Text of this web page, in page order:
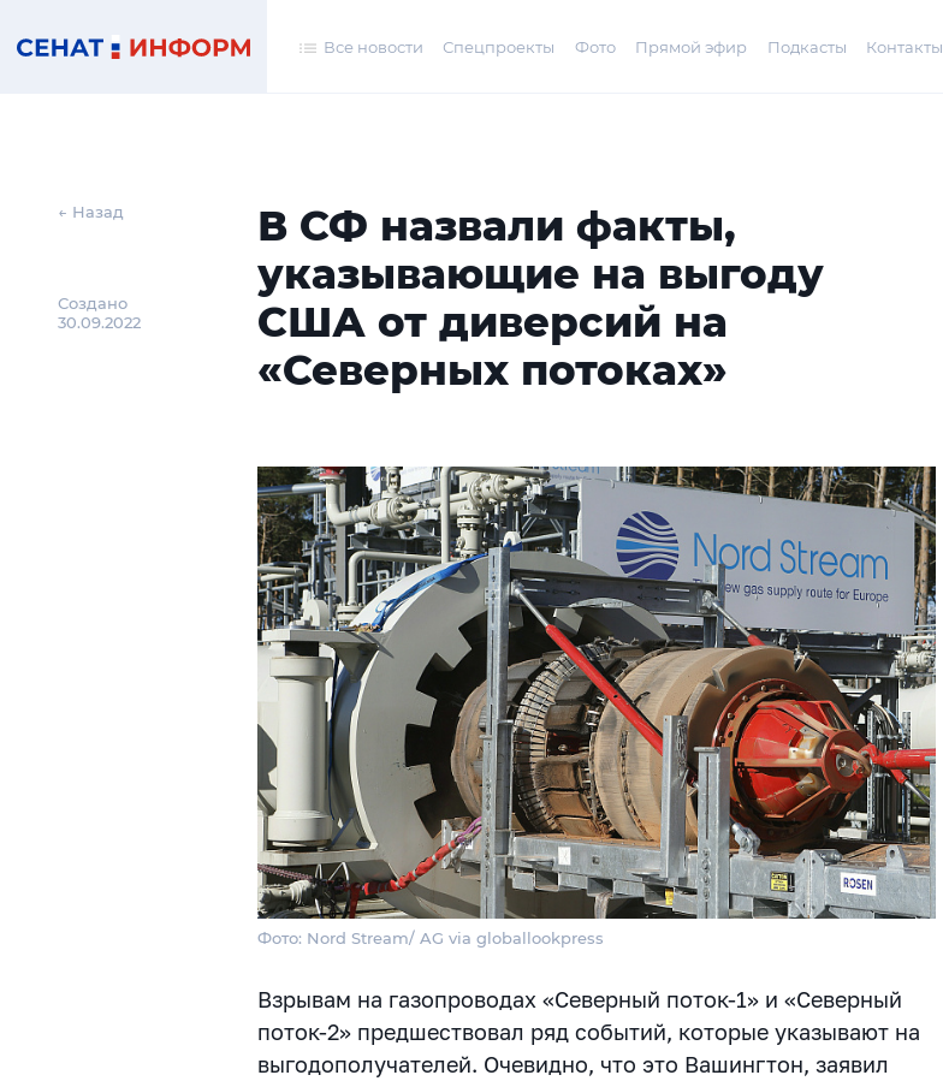
Все новости Спецпроекты Фото Прямой эфир Подкасты Контакты
← Назад
Создано
30.09.2022
В СФ назвали факты,
указывающие на выгоду
США от диверсий на
«Северных потоках»
Фото: Nord Stream/ AG via globallookpress
Взрывам на газопроводах «Северный поток-1» и «Северный
поток-2» предшествовал ряд событий, которые указывают на
выгодополучателей. Очевидно, что это Вашингтон, заявил